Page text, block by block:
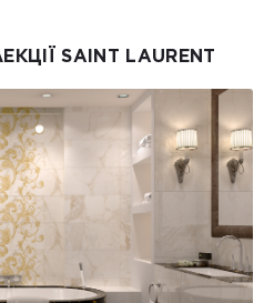
SAINT LAURENT